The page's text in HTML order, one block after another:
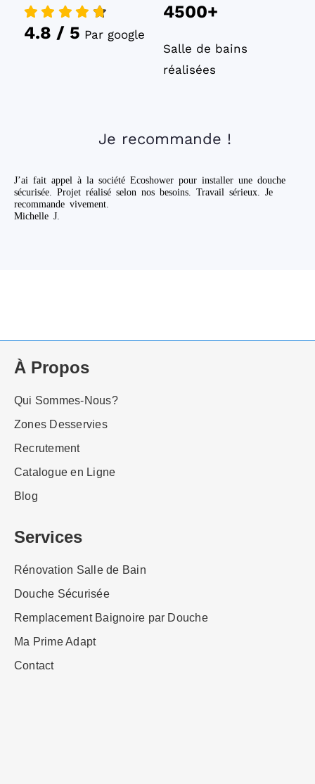
4.8 / 5 Par google
4500+
Salle de bains
réalisées
Je recommande !
J’ai fait appel à la société Ecoshower pour installer une douche
sécurisée. Projet réalisé selon nos besoins. Travail sérieux. Je
recommande vivement.
Michelle J.
À Propos
Qui Sommes-Nous?
Zones Desservies
Recrutement
Catalogue en Ligne
Blog
Services
Rénovation Salle de Bain
Douche Sécurisée
Remplacement Baignoire par Douche
Ma Prime Adapt
Contact